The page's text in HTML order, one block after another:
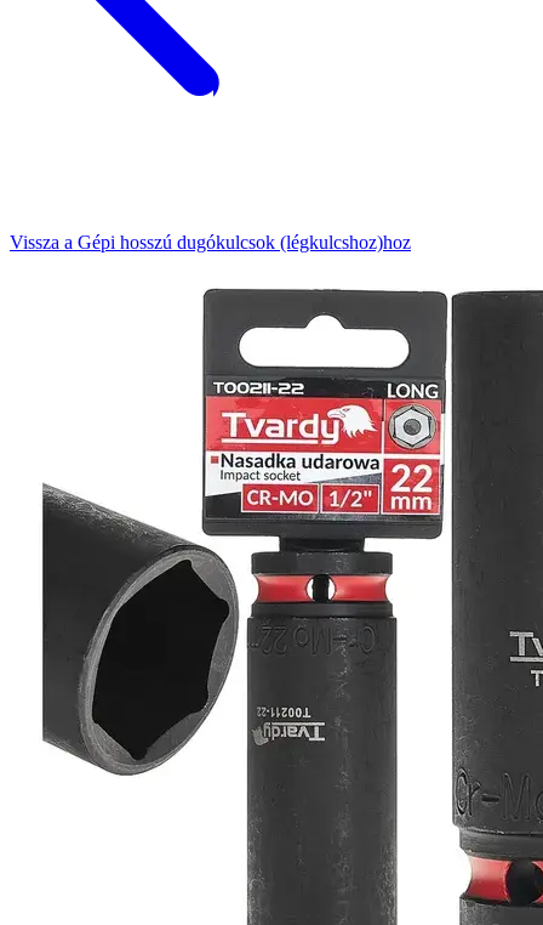
Vissza a Gépi hosszú dugókulcsok (légkulcshoz)hoz